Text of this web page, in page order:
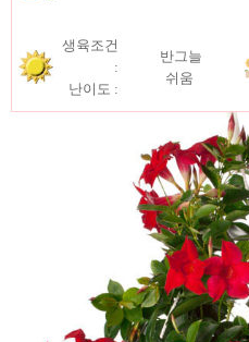
생육조건
:
난이도 :
반그늘
쉬움